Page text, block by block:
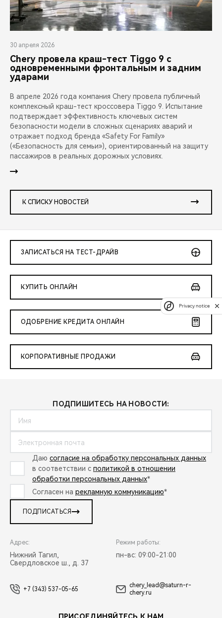
30 апреля 2026
Chery провела краш-тест Tiggo 9 с
одновременными фронтальным и задним
ударами
В апреле 2026 года компания Chery провела публичный
комплексный краш-тест кроссовера Tiggo 9. Испытание
подтверждает эффективность ключевых систем
безопасности модели в сложных сценариях аварий и
отражает подход бренда «Safety For Family»
(«Безопасность для семьи»), ориентированный на защиту
пассажиров в реальных дорожных условиях.
К СПИСКУ НОВОСТЕЙ
ЗАПИСАТЬСЯ НА ТЕСТ-ДРАЙВ
КУПИТЬ ОНЛАЙН
ОДОБРЕНИЕ КРЕДИТА ОНЛАЙН
КОРПОРАТИВНЫЕ ПРОДАЖИ
ПОДПИШИТЕСЬ НА НОВОСТИ:
Даю согласие на обработку персональных данных
в соответствии с политикой в отношении
обработки персональных данных*
Согласен на рекламную коммуникацию*
ПОДПИСАТЬСЯ
Адрес:
Нижний Тагил,
Свердловское ш., д. 37
Режим работы:
пн-вс: 09:00-21:00
+7 (343) 537-05-65
chery_lead@saturn-r-
chery.ru
Privacy notice